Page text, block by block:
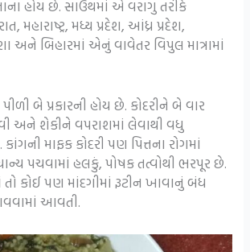
હોય છે. સાઉથમાં એ વરાગુ તરીકે
મધ્ય પ્રદેશ, આંધ્ર પ્રદેશ,
અને બિહારમાં એનું વાવેતર વિપુલ માત્રામાં
બે પ્રકારની હોય છે. કોદરીને બે વાર
અને શેકીને વપરાશમાં લેવાથી વધુ
માફક કોદરી પણ પિત્તના રોગમાં
પચવામાં હલકું, પોષક તત્વોથી ભરપૂર છે.
તો કોઈ પણ માંદગીમાં રૂટીન ખાવાનું બંધ
આવતી.